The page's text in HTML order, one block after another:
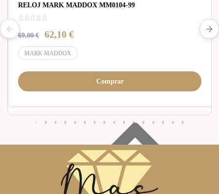
RELOJ MARK MADDOX MM0104-99
69,00 € 62,10 €
MARK MADDOX
Comprar